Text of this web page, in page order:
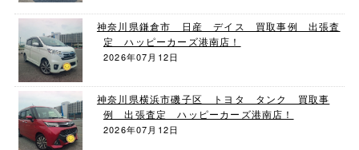
神奈川県鎌倉市 日産 デイス 買取事例 出張査
定 ハッピーカーズ港南店！
2026年07月12日
神奈川県横浜市磯子区 トヨタ タンク 買取事
例 出張査定 ハッピーカーズ港南店！
2026年07月12日